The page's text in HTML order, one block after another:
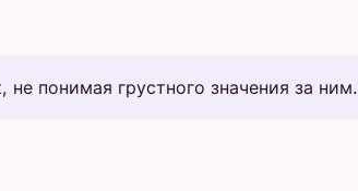
понимая грустного значения за ним.